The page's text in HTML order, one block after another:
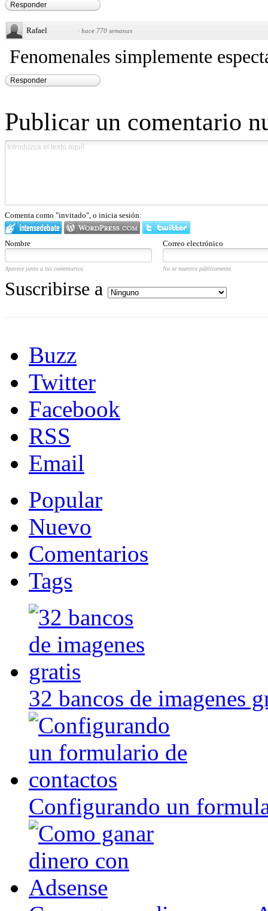
Responder
Rafael · hace 770 semanas
Fenomenales simplemente
Responder
Publicar un comentario
Comenta como "invitado", o inicia sesión:
Nombre Correo electrónico
Aparece junto a tus comentarios. No se muestra públicamente.
Suscribirse a
Buzz
Twitter
Facebook
RSS
Email
Popular
Nuevo
Comentarios
Tags
32 bancos de imagenes
Configurando un